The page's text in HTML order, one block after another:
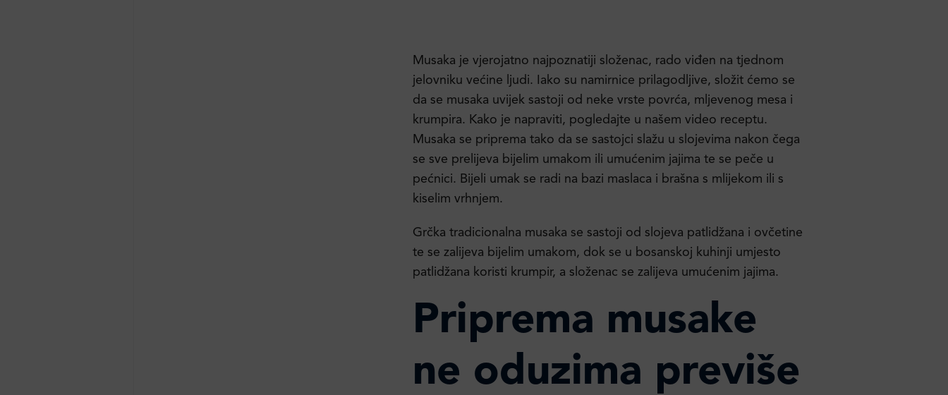
Musaka je vjerojatno najpoznatiji složenac, rado viđen na tjednom
jelovniku većine ljudi. Iako su namirnice prilagodljive, složit ćemo se
da se musaka uvijek sastoji od neke vrste povrća, mljevenog mesa i
krumpira. Kako je napraviti, pogledajte u našem video receptu.
Musaka se priprema tako da se sastojci slažu u slojevima nakon čega
se sve prelijeva bijelim umakom ili umućenim jajima te se peče u
pećnici. Bijeli umak se radi na bazi maslaca i brašna s mlijekom ili s
kiselim vrhnjem.
Grčka tradicionalna musaka se sastoji od slojeva patlidžana i ovčetine
te se zalijeva bijelim umakom, dok se u bosanskoj kuhinji umjesto
patlidžana koristi krumpir, a složenac se zalijeva umućenim jajima.
Priprema musake
ne oduzima previše